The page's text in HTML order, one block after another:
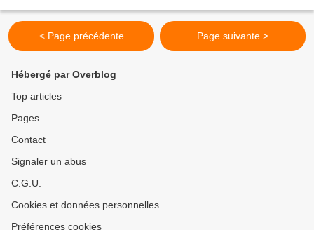
< Page précédente Page suivante >
Hébergé par Overblog
Top articles
Pages
Contact
Signaler un abus
C.G.U.
Cookies et données personnelles
Préférences cookies